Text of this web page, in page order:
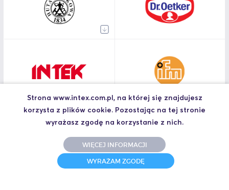
Strona www.intex.com.pl, na której się znajdujesz
korzysta z plików cookie. Pozostając na tej stronie
wyrażasz zgodę na korzystanie z nich.
WIĘCEJ INFORMACJI
WYRAŻAM ZGODĘ